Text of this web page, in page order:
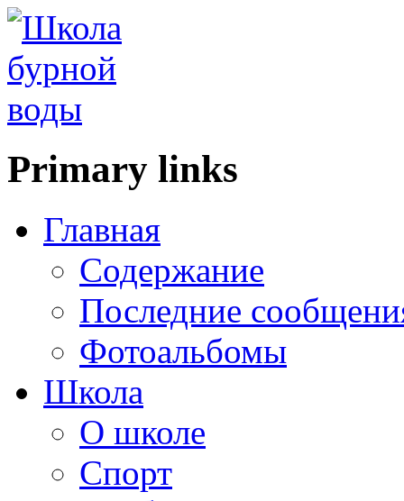
Primary links
Главная
Содержание
Последние
Фотоальбомы
Школа
О школе
Спорт